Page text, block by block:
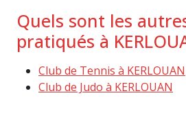
Quels sont les
pratiqués à
Club de Tennis à KERLOUAN
Club de Judo à KERLOUAN